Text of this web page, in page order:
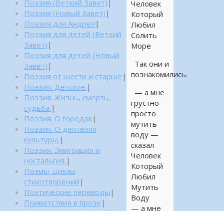
Человек
Который
Любил
Солить
Море
Так они и
познакомились.
— а мне
грустно
просто
мутить
воду —
сказал
Человек
Который
Любил
Мутить
Воду
— а мне
Поэзия (Ветхий Завет) |
Поэзия (Новый Завет) |
Поэзия для Андрея |
Поэзия для детей (Ветхий
Завет) |
Поэзия для детей (Новый
Завет) |
Поэзия от шести и старше |
Поэзия. Детское. |
Поэзия. Жизнь, смерть,
судьба. |
Поэзия. О городах |
Поэзия. О деятелях
культуры. |
Поэзия. Эмиграция и
ностальгия. |
Поэмы, циклы
стихотворений |
Поэтические переводы |
Приветствия в прозе |